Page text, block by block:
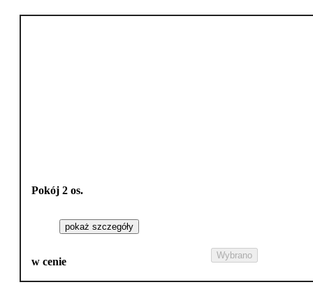
Pokój 2 os.
pokaż szczegóły
w cenie
Wybrano